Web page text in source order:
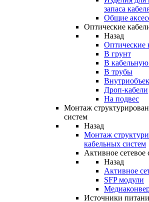
запаса
Общие
Оптические
Назад
Оптические
В грунт
В
В трубы
Дроп-кабели
На подвес
Монтаж
систем
Назад
Монтаж
кабельных систем
Активное сетевое
Назад
Активное
SFP модули
Источники